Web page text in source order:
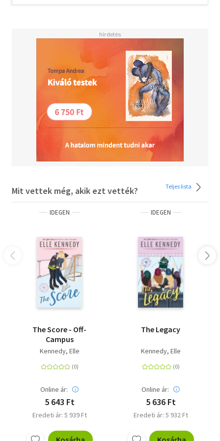
Mit vettek még, akik ezt vették? Teljes lista
IDEGEN
The Score - Off-
Campus
Kennedy, Elle
Online ár:
5 643 Ft
Eredeti ár: 5 939 Ft
IDEGEN
The Legacy
Kennedy, Elle
Online ár:
5 636 Ft
Eredeti ár: 5 932 Ft